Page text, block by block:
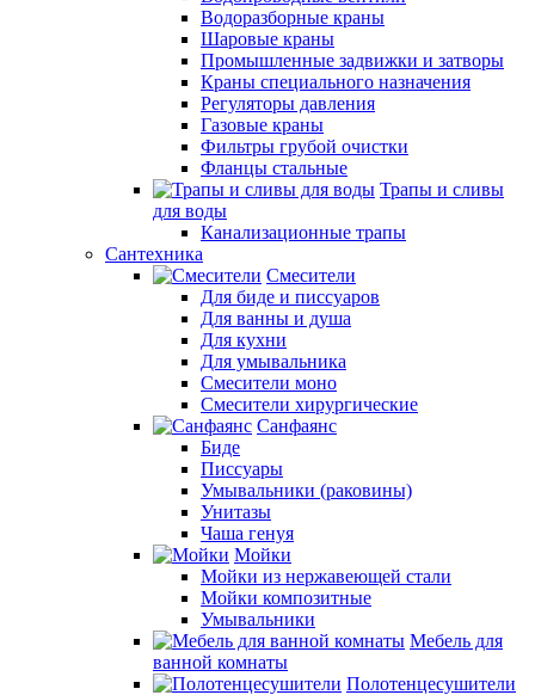
Водоразборные краны
Шаровые краны
Промышленные задвижки и затворы
Краны специального назначения
Регуляторы давления
Газовые краны
Фильтры грубой очистки
Фланцы стальные
Трапы и сливы
для воды
Канализационные трапы
Сантехника
Смесители
Для биде и писсуаров
Для ванны и душа
Для кухни
Для умывальника
Смесители моно
Смесители хирургические
Санфаянс
Биде
Писсуары
Умывальники (раковины)
Унитазы
Чаша генуя
Мойки
Мойки из нержавеющей стали
Мойки композитные
Умывальники
Мебель для
ванной комнаты
Полотенцесушители